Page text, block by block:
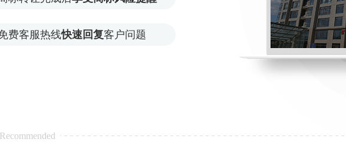
费客服热线快速回复客户问题
Recommended